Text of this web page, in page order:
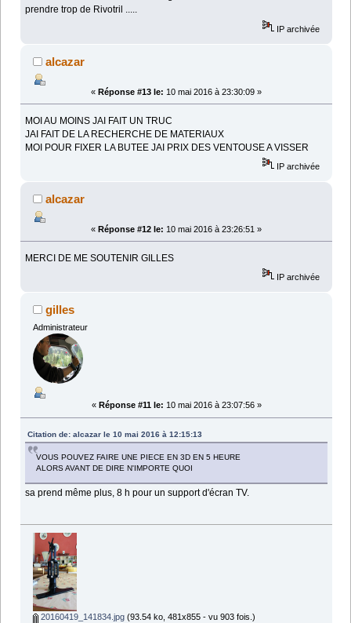
prendre trop de Rivotril .....
IP archivée
alcazar
« Réponse #13 le: 10 mai 2016 à 23:30:09 »
MOI AU MOINS JAI FAIT UN TRUC
JAI FAIT DE LA RECHERCHE DE MATERIAUX
MOI POUR FIXER LA BUTEE JAI PRIX DES VENTOUSE A VISSER
IP archivée
alcazar
« Réponse #12 le: 10 mai 2016 à 23:26:51 »
MERCI DE ME SOUTENIR GILLES
IP archivée
gilles
Administrateur
« Réponse #11 le: 10 mai 2016 à 23:07:56 »
Citation de: alcazar le 10 mai 2016 à 12:15:13
VOUS POUVEZ FAIRE UNE PIECE EN 3D EN 5 HEURE
ALORS AVANT DE DIRE N'IMPORTE QUOI
sa prend même plus, 8 h pour un support d'écran TV.
20160419_141834.jpg(93.54 ko, 481x855 - vu 903 fois.)